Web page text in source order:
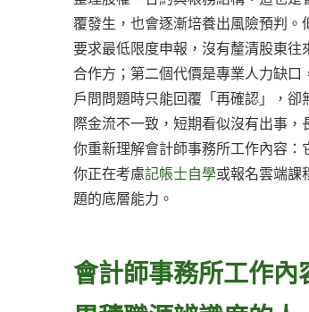
覆發生，也會逐漸培養出風險預判
要求最低限度申報，沒有釐清股東
合作方；第二個代價是專業人力缺
戶問問題時只能回覆「再確認」，
際金流不一致，短期看似沒有出事
你重新理解會計師事務所工作內容
你正在考慮記帳士自學或報名雲端課
題的底層能力。
會計師事務所工作